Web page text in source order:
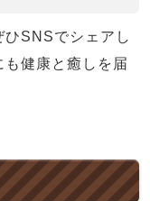
ひSNSでシェアし
健康と癒しを届